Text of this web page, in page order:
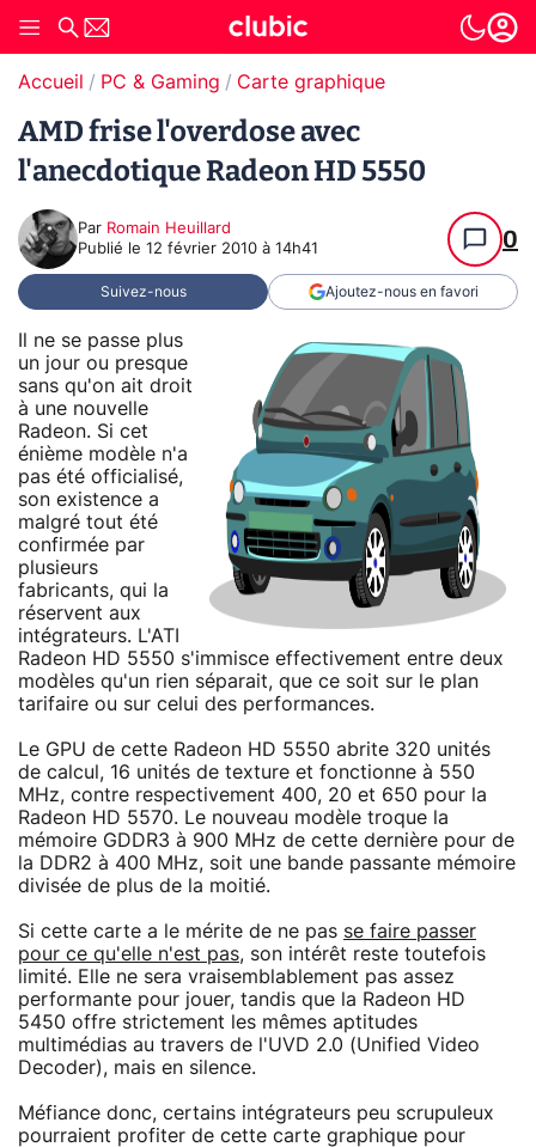
Accueil PC & Gaming Carte graphique
AMD frise l'overdose avec
l'anecdotique Radeon HD 5550
Par Romain Heuillard
Publié le 12 février 2010 à 14h41 0
Suivez-nous Ajoutez-nous en favori
Il ne se passe plus
un jour ou presque
sans qu'on ait droit
à une nouvelle
Radeon. Si cet
énième modèle n'a
pas été officialisé,
son existence a
malgré tout été
confirmée par
plusieurs
fabricants, qui la
réservent aux
intégrateurs. L'ATI
Radeon HD 5550 s'immisce effectivement entre deux
modèles qu'un rien séparait, que ce soit sur le plan
tarifaire ou sur celui des performances.
Le GPU de cette Radeon HD 5550 abrite 320 unités
de calcul, 16 unités de texture et fonctionne à 550
MHz, contre respectivement 400, 20 et 650 pour la
Radeon HD 5570. Le nouveau modèle troque la
mémoire GDDR3 à 900 MHz de cette dernière pour de
la DDR2 à 400 MHz, soit une bande passante mémoire
divisée de plus de la moitié.
Si cette carte a le mérite de ne pas se faire passer
pour ce qu'elle n'est pas, son intérêt reste toutefois
limité. Elle ne sera vraisemblablement pas assez
performante pour jouer, tandis que la Radeon HD
5450 offre strictement les mêmes aptitudes
multimédias au travers de l'UVD 2.0 (Unified Video
Decoder), mais en silence.
Méfiance donc, certains intégrateurs peu scrupuleux
pourraient profiter de cette carte graphique pour